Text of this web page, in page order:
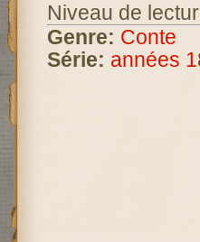
Niveau de
Genre: Conte
Série: années